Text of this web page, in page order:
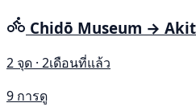
Chidō Museum →
2 จุด · 2เดือนที่แล้ว
9 การดู